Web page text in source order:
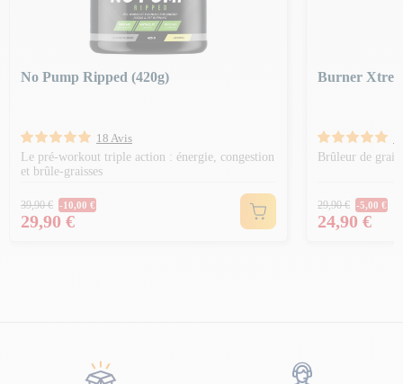
No Pump Ripped (420g)
18 Avis
Le pré-workout triple action : énergie, congestion
et brûle-graisses
Prix Normal
39,90 € -10,00 €
Prix
29,90 €
Burner
Brûleur de
Prix
29,90 € -5,00 €
Prix
24,90 €